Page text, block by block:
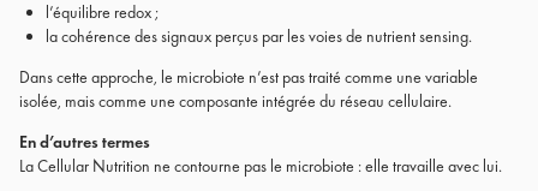
l’équilibre redox ;
la cohérence des signaux perçus par les voies de nutrient sensing.
Dans cette approche, le microbiote n’est pas traité comme une variable
isolée, mais comme une composante intégrée du réseau cellulaire.
En d’autres termes
La Cellular Nutrition ne contourne pas le microbiote : elle travaille avec lui.